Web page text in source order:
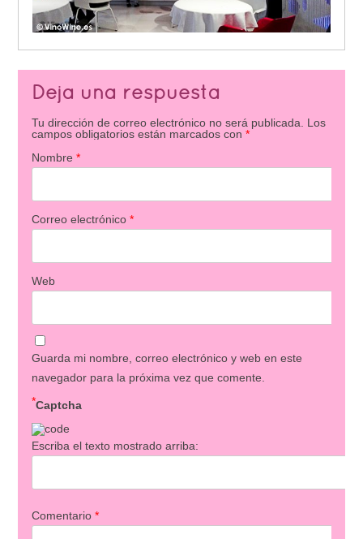
Deja una respuesta
Tu dirección de correo electrónico no será publicada.
Los
campos obligatorios están marcados con *
Nombre *
Correo electrónico *
Web
Guarda mi nombre, correo electrónico y web en este
navegador para la próxima vez que comente.
Captcha
*
Escriba el texto mostrado arriba:
Comentario *